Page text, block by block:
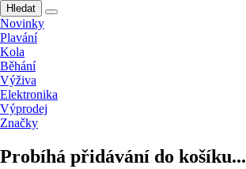
Hledat
Novinky
Plavání
Kola
Běhání
Výživa
Elektronika
Výprodej
Značky
Probíhá přidávání do košíku...